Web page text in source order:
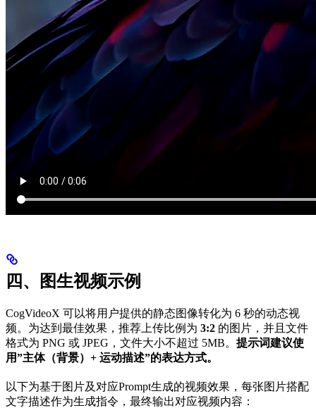
四、图生视频示例
CogVideoX 可以将用户提供的静态图像转化为 6 秒的动态视
频。为达到最佳效果，推荐上传比例为 3:2 的图片，并且文件
格式为 PNG 或 JPEG，文件大小不超过 5MB。 提示词建议使
用”主体（背景）+ 运动描述”的表达方式。
以下为基于图片及对应Prompt生成的视频效果，每张图片搭配
文字描述作为生成指令，最终输出对应视频内容：